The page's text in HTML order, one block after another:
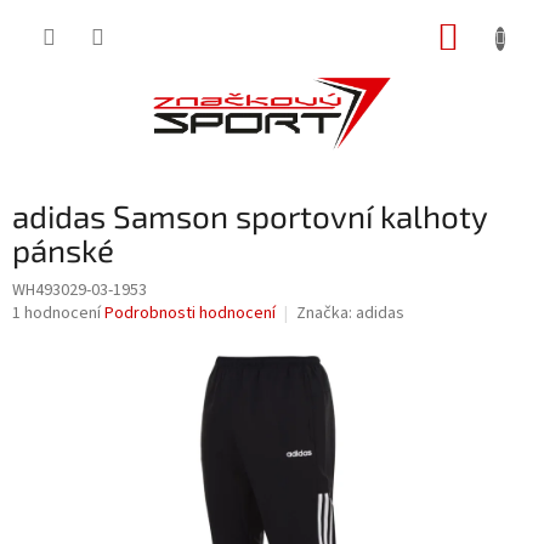
adidas Samson sportovní kalhoty
pánské
WH493029-03-1953
Průměrné
1 hodnoceníPodrobnosti hodnocení Značka: adidas